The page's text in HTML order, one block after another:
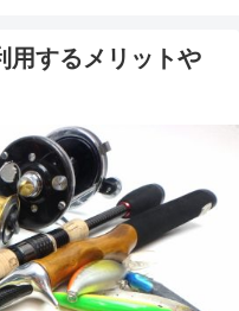
用するメリットや